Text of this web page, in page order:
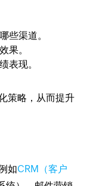
些渠道。
果。
表现。
策略，从而提升
如CRM（客户